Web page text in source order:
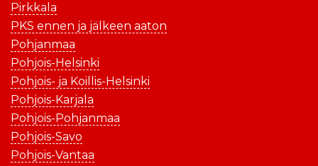
Pirkkala
PKS ennen ja jälkeen aaton
Pohjanmaa
Pohjois-Helsinki
Pohjois- ja Koillis-Helsinki
Pohjois-Karjala
Pohjois-Pohjanmaa
Pohjois-Savo
Pohjois-Vantaa